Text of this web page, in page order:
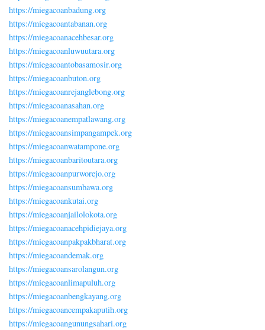
https://miegacoanbadung.org
https://miegacoantabanan.org
https://miegacoanacehbesar.org
https://miegacoanluwuutara.org
https://miegacoantobasamosir.org
https://miegacoanbuton.org
https://miegacoanrejanglebong.org
https://miegacoanasahan.org
https://miegacoanempatlawang.org
https://miegacoansimpangampek.org
https://miegacoanwatampone.org
https://miegacoanbaritoutara.org
https://miegacoanpurworejo.org
https://miegacoansumbawa.org
https://miegacoankutai.org
https://miegacoanjailolokota.org
https://miegacoanacehpidiejaya.org
https://miegacoanpakpakbharat.org
https://miegacoandemak.org
https://miegacoansarolangun.org
https://miegacoanlimapuluh.org
https://miegacoanbengkayang.org
https://miegacoancempakaputih.org
https://miegacoangunungsahari.org